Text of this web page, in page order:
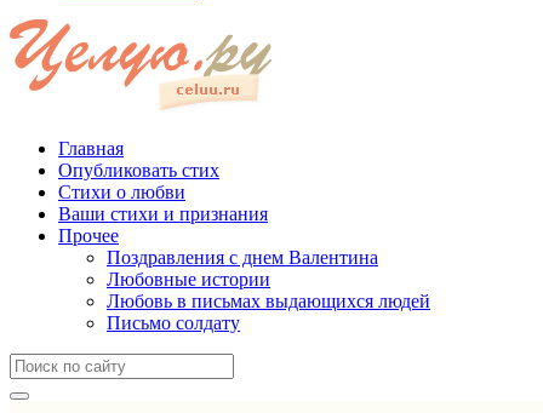
Главная
Опубликовать стих
Стихи о любви
Ваши стихи и признания
Прочее
Поздравления с днем Валентина
Любовные истории
Любовь в письмах выдающихся людей
Письмо солдату